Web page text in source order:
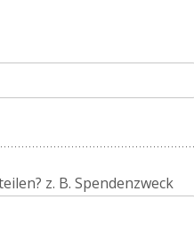
z. B. Spendenzweck